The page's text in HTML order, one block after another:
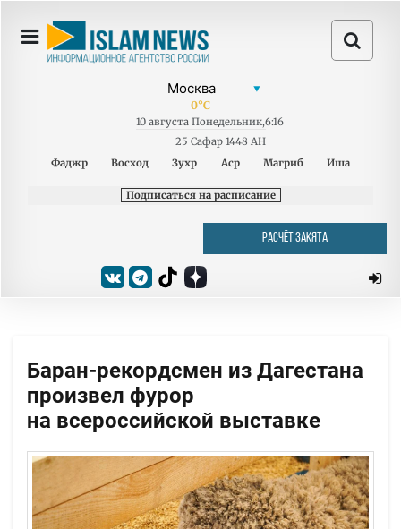
0°C
10 августа Понедельник,6:16
25 Сафар 1448 AH
Фаджр
Восход Зухр Аср Магриб Иша
Подписаться на расписание
РАСЧЁТ ЗАКЯТА
Баран-рекордсмен из Дагестана
произвел фурор
на всероссийской выставке